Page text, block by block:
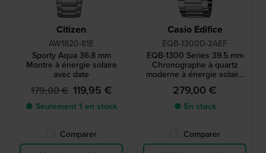
Citizen
AW1820-81E
Sporty Aqua 36.8 mm
Montre à énergie solaire
avec date
179,00 € 119,95 €
● Seulement 1 en stock
Comparer
Casio Edifice
EQB-1300D-2AEF
EQB-1300 Series 39.5 mm
Chronographe à quartz
moderne à énergie solaire
avec liaison smartphone
279,00 €
● En stock
Comparer